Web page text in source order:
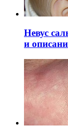
Невус
и